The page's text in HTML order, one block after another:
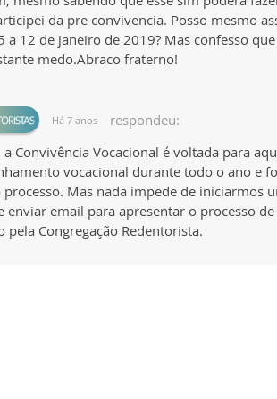
da pre convivencia. Posso mesmo
a 12 de janeiro de 2019? Mas confesso
medo.Abraco fraterno!
Há 7 anos
respondeu:
a Convivência Vocacional é voltada para
vocacional durante todo o ano e
processo. Mas nada impede de iniciarmos
enviar email para apresentar o processo
pela Congregação Redentorista.